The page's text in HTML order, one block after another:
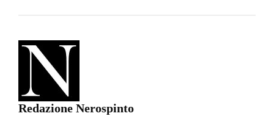
Redazione Nerospinto